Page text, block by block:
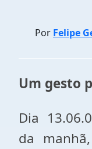
Por Felipe
Um gesto
Dia
da